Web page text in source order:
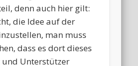
denn auch hier gilt:
die Idee auf der
man muss
dass es dort dieses
Unterstützer